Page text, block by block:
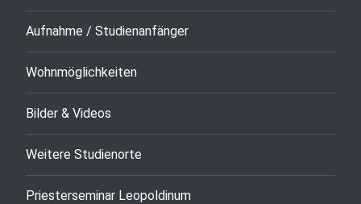
Aufnahme / Studienanfänger
Wohnmöglichkeiten
Bilder & Videos
Weitere Studienorte
Priesterseminar Leopoldinum